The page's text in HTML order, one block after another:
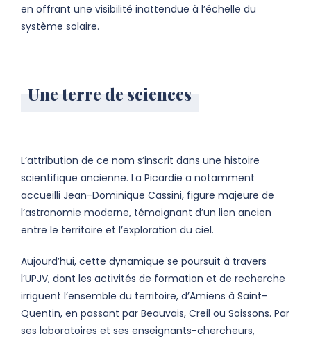
en offrant une visibilité inattendue à l’échelle du
système solaire.
Une terre de sciences
L’attribution de ce nom s’inscrit dans une histoire
scientifique ancienne. La Picardie a notamment
accueilli Jean-Dominique Cassini, figure majeure de
l’astronomie moderne, témoignant d’un lien ancien
entre le territoire et l’exploration du ciel.
Aujourd’hui, cette dynamique se poursuit à travers
l’UPJV, dont les activités de formation et de recherche
irriguent l’ensemble du territoire, d’Amiens à Saint-
Quentin, en passant par Beauvais, Creil ou Soissons. Par
ses laboratoires et ses enseignants-chercheurs,